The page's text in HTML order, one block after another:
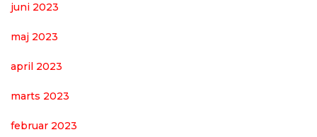
juni 2023
maj 2023
april 2023
marts 2023
februar 2023